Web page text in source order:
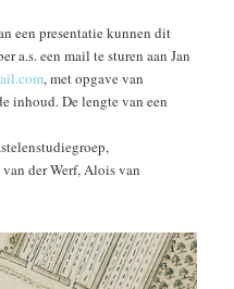
een presentatie kunnen dit
a.s. een mail te sturen aan Jan
, met opgave van
inhoud. De lengte van een
van der Werf, Alois van